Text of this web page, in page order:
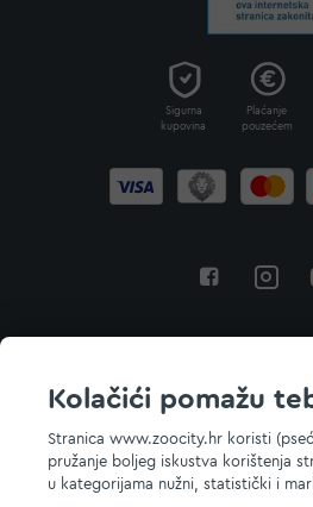
Kolačići pomažu
Stranica www.zoocity.hr koristi
pružanje boljeg iskustva korištenja
u kategorijama nužni, statistički i
Sigurna
kupovina
Plaćanje
pouzećem
© 2026 ZOOCITY. Sva